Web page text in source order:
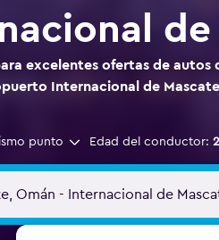
de
excelentes ofertas de autos
Internacional de Mascate
punto Edad del conductor: